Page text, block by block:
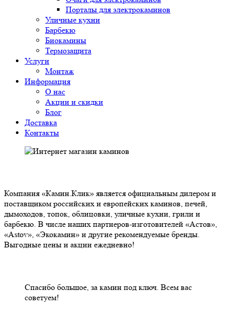
Порталы для электрокаминов
Уличные кухни
Барбекю
Биокамины
Термозащита
Услуги
Монтаж
Информация
О нас
Акции и скидки
Блог
Доставка
Контакты
Компания «Камин.Клик» является официальным дилером и
поставщиком российских и европейских каминов, печей,
дымоходов, топок, облицовки, уличные кухни, грили и
барбекю. В числе наших партнеров-изготовителей «Астов»,
«Astov», «Экокамин» и другие рекомендуемые бренды.
Выгодные цены и акции ежедневно!
Спасибо большое, за камин под ключ. Всем вас
советуем!